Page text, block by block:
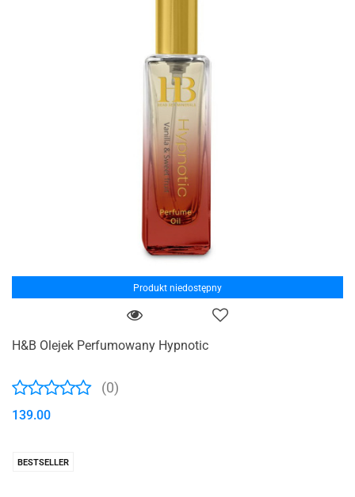
Produkt niedostępny
H&B Olejek Perfumowany Hypnotic
(0)
139.00
BESTSELLER